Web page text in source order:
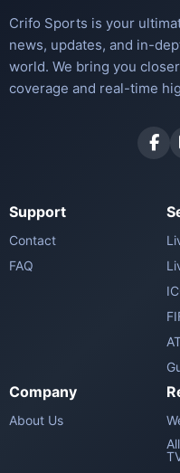
Crifo Sports is your
news, updates, and in-
world. We bring you
coverage and real-time
Support
Contact
FAQ
Company
About Us